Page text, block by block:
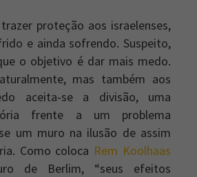
proteção aos israelenses,
e ainda sofrendo. Suspeito,
o objetivo é dar mais medo.
mas também aos
aceita-se a divisão, uma
frente a um problema
um muro na ilusão de assim
Como coloca Rem Koolhaas
de Berlim, “seus efeitos